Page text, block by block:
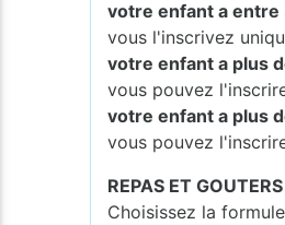
votre enfant a entre
vous l'inscrivez
votre enfant a plus
vous pouvez
votre enfant a plus
vous pouvez
REPAS ET GOUTERS
Choisissez la